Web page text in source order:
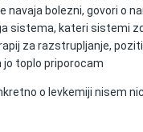
navaja bolezni, govori o
sistema, kateri sistemi
za razstrupljanje,
jo toplo priporocam
o levkemiji nisem